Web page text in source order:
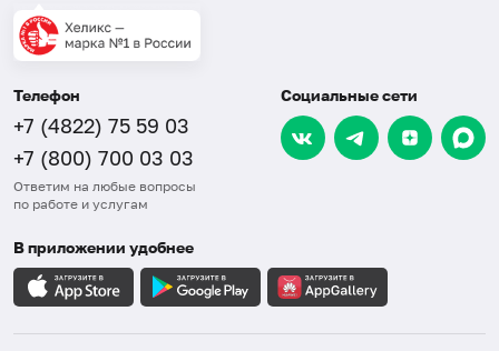
Телефон
+7 (4822) 75 59 03
+7 (800) 700 03 03
Ответим на любые вопросы
по работе и услугам
Социальные сети
В приложении удобнее